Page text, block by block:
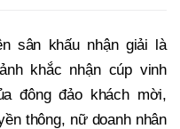
sân khấu nhận giải là
khắc nhận cúp vinh
đông đảo khách mời,
thông, nữ doanh nhân